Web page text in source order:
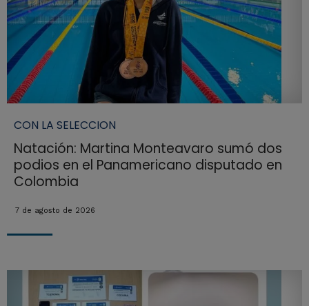
CON LA SELECCION
Natación: Martina Monteavaro sumó dos
podios en el Panamericano disputado en
Colombia
7 de agosto de 2026